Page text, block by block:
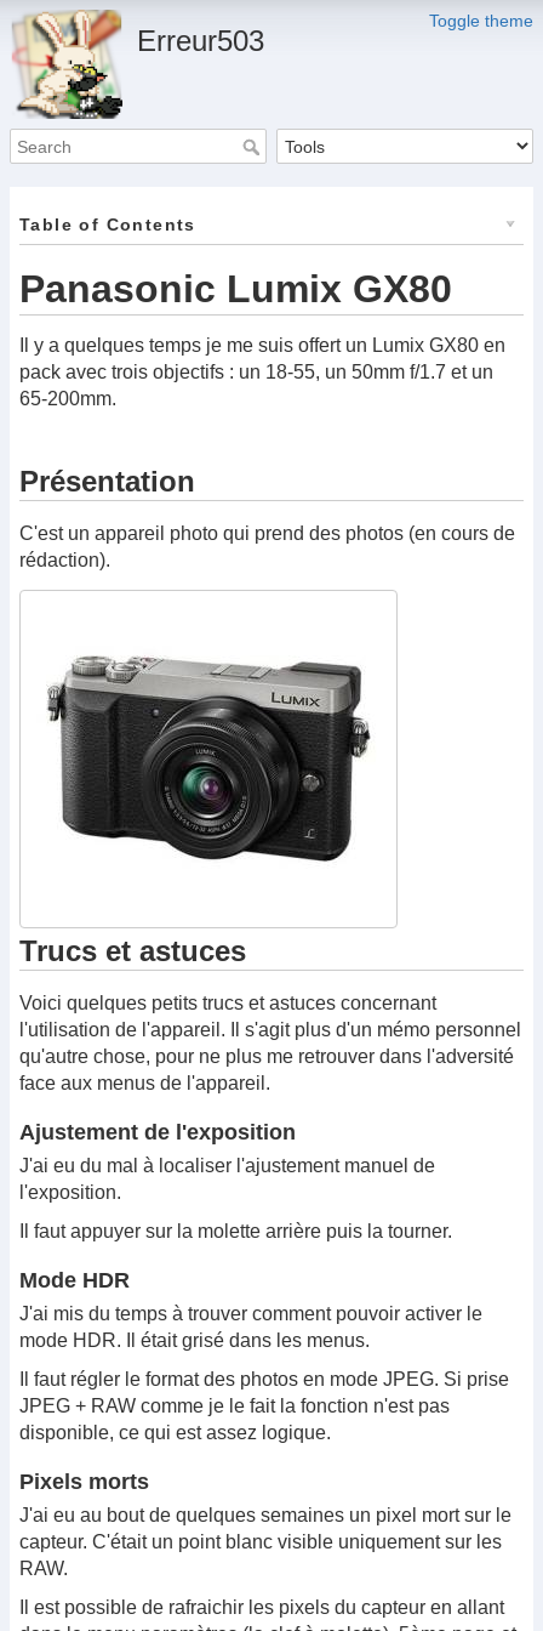
Toggle theme
Erreur503
Table of Contents
Panasonic Lumix GX80
Il y a quelques temps je me suis offert un Lumix GX80 en
pack avec trois objectifs : un 18-55, un 50mm f/1.7 et un
65-200mm.
Présentation
C'est un appareil photo qui prend des photos (en cours de
rédaction).
Trucs et astuces
Voici quelques petits trucs et astuces concernant
l'utilisation de l'appareil. Il s'agit plus d'un mémo personnel
qu'autre chose, pour ne plus me retrouver dans l'adversité
face aux menus de l'appareil.
Ajustement de l'exposition
J'ai eu du mal à localiser l'ajustement manuel de
l'exposition.
Il faut appuyer sur la molette arrière puis la tourner.
Mode HDR
J'ai mis du temps à trouver comment pouvoir activer le
mode HDR. Il était grisé dans les menus.
Il faut régler le format des photos en mode JPEG. Si prise
JPEG + RAW comme je le fait la fonction n'est pas
disponible, ce qui est assez logique.
Pixels morts
J'ai eu au bout de quelques semaines un pixel mort sur le
capteur. C'était un point blanc visible uniquement sur les
RAW.
Il est possible de rafraichir les pixels du capteur en allant